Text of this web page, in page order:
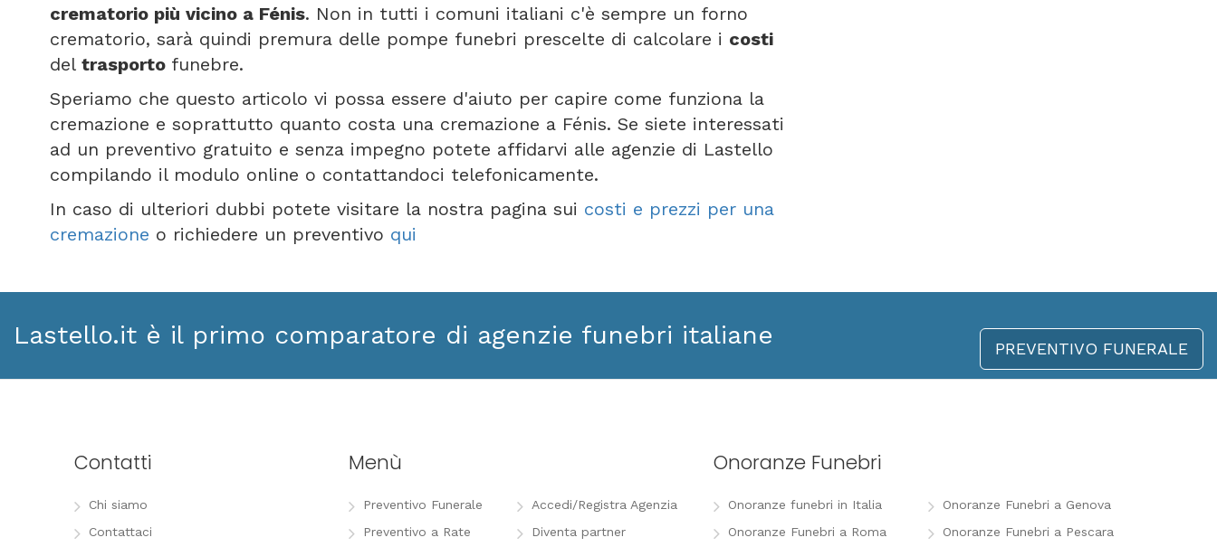
crematorio più vicino a Fénis. Non in tutti i comuni italiani c'è sempre un forno
crematorio, sarà quindi premura delle pompe funebri prescelte di calcolare i costi
del trasporto funebre.
Speriamo che questo articolo vi possa essere d'aiuto per capire come funziona la
cremazione e soprattutto quanto costa una cremazione a Fénis. Se siete interessati
ad un preventivo gratuito e senza impegno potete affidarvi alle agenzie di Lastello
compilando il modulo online o contattandoci telefonicamente.
In caso di ulteriori dubbi potete visitare la nostra pagina sui costi e prezzi per una
cremazione o richiedere un preventivo qui
Lastello.it è il primo comparatore di agenzie funebri italiane PREVENTIVO FUNERALE
Contatti
Chi siamo
Contattaci
Menù
Preventivo Funerale
Preventivo a Rate
Accedi/Registra Agenzia
Diventa partner
Onoranze Funebri
Onoranze funebri in Italia
Onoranze Funebri a Roma
Onoranze Funebri a Genova
Onoranze Funebri a Pescara